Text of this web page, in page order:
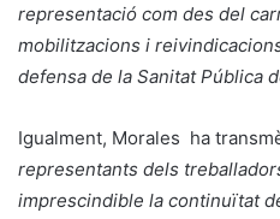
representació com des del
mobilitzacions i
defensa de la Sanitat Pública
Igualment, Morales ha
representants dels
imprescindible la continuïtat